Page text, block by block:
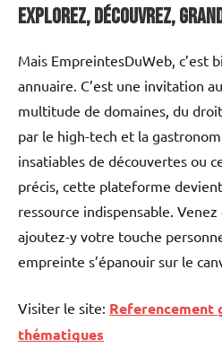
Explorez, découvrez,
Mais EmpreintesDuWeb, c’est
annuaire. C’est une invitation
multitude de domaines, du
par le high-tech et la
insatiables de découvertes ou
précis, cette plateforme
ressource indispensable.
ajoutez-y votre touche
empreinte s’épanouir sur le
Visiter le site: Referencement
thématiques